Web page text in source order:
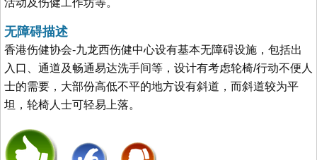
活动及伤健工作坊等。
无障碍描述
香港伤健协会-九龙西伤健中心设有基本无障碍设施，包括出
入口、通道及畅通易达洗手间等，设计有考虑轮椅/行动不便人
士的需要，大部份高低不平的地方设有斜道，而斜道较为平
坦，轮椅人士可轻易上落。